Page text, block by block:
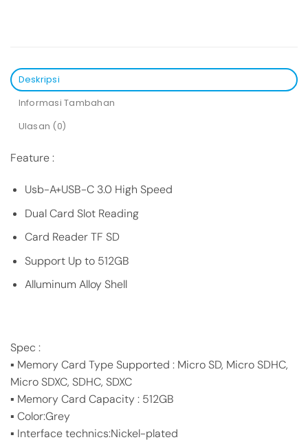
Deskripsi
Informasi Tambahan
Ulasan (0)
Feature :
Usb-A+USB-C 3.0 High Speed
Dual Card Slot Reading
Card Reader TF SD
Support Up to 512GB
Alluminum Alloy Shell
Spec :
▪️ Memory Card Type Supported : Micro SD, Micro SDHC,
Micro SDXC, SDHC, SDXC
▪️ Memory Card Capacity : 512GB
▪️ Color:Grey
▪️ Interface technics:Nickel-plated